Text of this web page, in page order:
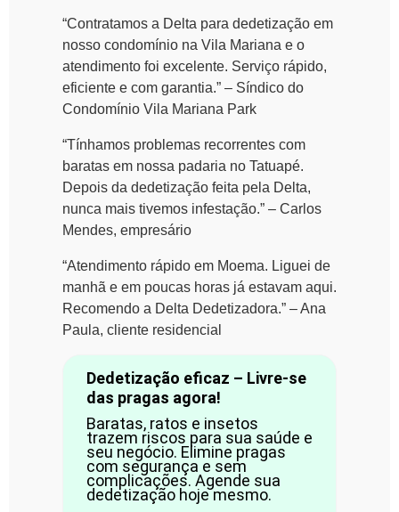
“Contratamos a Delta para dedetização em
nosso condomínio na Vila Mariana e o
atendimento foi excelente. Serviço rápido,
eficiente e com garantia.” – Síndico do
Condomínio Vila Mariana Park
“Tínhamos problemas recorrentes com
baratas em nossa padaria no Tatuapé.
Depois da dedetização feita pela Delta,
nunca mais tivemos infestação.” – Carlos
Mendes, empresário
“Atendimento rápido em Moema. Liguei de
manhã e em poucas horas já estavam aqui.
Recomendo a Delta Dedetizadora.” – Ana
Paula, cliente residencial
Dedetização eficaz – Livre-se
das pragas agora!
Baratas, ratos e insetos
trazem riscos para sua saúde e
seu negócio. Elimine pragas
com segurança e sem
complicações. Agende sua
dedetização hoje mesmo.